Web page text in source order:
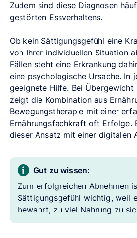
Zudem sind diese Diagnosen
gestörten Essverhaltens.
Ob kein Sättigungsgefühl eine
von Ihrer individuellen Situation
Fällen steht eine Erkrankung
eine psychologische Ursache. In
geeignete Hilfe. Bei Übergewicht
zeigt die Kombination aus
Bewegungstherapie mit einer
Ernährungsfachkraft oft Erfolge.
dieser Ansatz mit einer digitalen
Gut zu wissen:
Zum erfolgreichen Abnehmen
Sättigungsgefühl wichtig, weil
bewahrt, zu viel Nahrung zu